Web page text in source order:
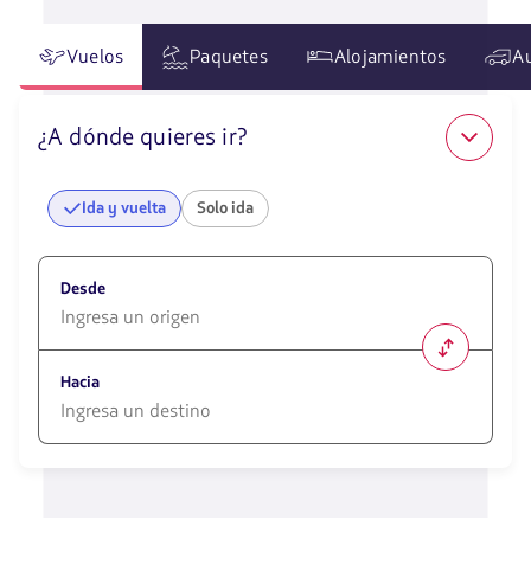
Vuelos Paquetes Alojamientos
¿A dónde quieres ir?
Ida y vuelta Solo ida
Desde
opciones
disponibles.
Usa
las
Hacia